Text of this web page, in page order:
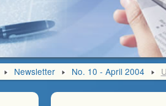
Newsletter No. 10 - April 2004